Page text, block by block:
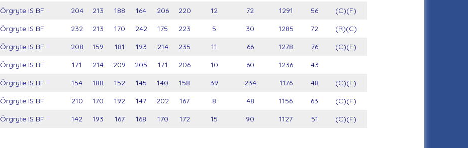
Örgryte IS BF 204 213 188 164 206 220 12 72 1291 56
(C)(F)
Örgryte IS BF 232 213 170 242 175 223 5 30 1285 72
(R)(C)
Örgryte IS BF 208 159 181 193 214 235 11 66 1278 76
(C)(F)
Örgryte IS BF 171 214 209 205 171 206 10 60 1236
43
Örgryte IS BF 154 188 152 145 140 158 39 234 1176 48
(C)(F)
Örgryte IS BF 210 170 192 147 202 167 8 48 1156 63
(C)(F)
Örgryte IS BF 142 193 167 168 170 172 15 90 1127 51 (C)(F)